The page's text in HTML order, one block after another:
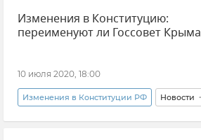
Изменения в Конституцию:
переименуют ли Госсовет Крыма
10 июля 2020, 18:00
Изменения в Конституции РФ Новости
Общество